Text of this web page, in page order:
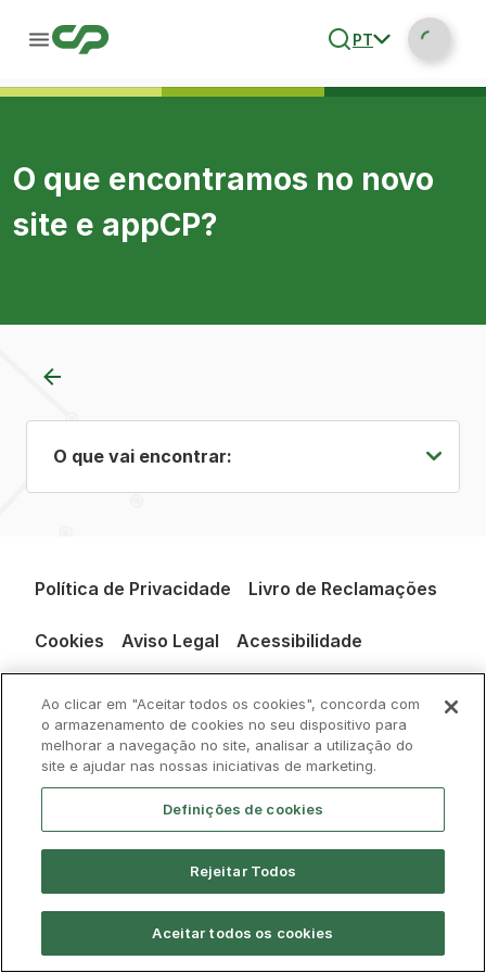
PT
O que encontramos no novo
site e appCP?
O que vai encontrar:
Política de Privacidade Livro de Reclamações
Cookies Aviso Legal Acessibilidade
© CP 2026, Todos os direitos reservados
Ao clicar em "Aceitar todos os cookies", concorda com
o armazenamento de cookies no seu dispositivo para
melhorar a navegação no site, analisar a utilização do
site e ajudar nas nossas iniciativas de marketing.
Definições de cookies
Rejeitar Todos
Aceitar todos os cookies